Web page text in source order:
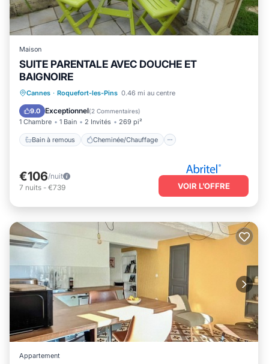
Maison
SUITE PARENTALE AVEC DOUCHE ET
BAIGNOIRE
Cannes · Roquefort-les-Pins 0.46 mi au centre
9.0 Exceptionnel(2 Commentaires)
1 Chambre 1 Bain 2 Invités 269 pi²
Bain à remous Cheminée/Chauffage
Bain à remous
Cheminée/Chauffage
Balcon/Terrasse
Cuisine
€106/nuit
7 nuits - €739 VOIR L’OFFRE
Appartement